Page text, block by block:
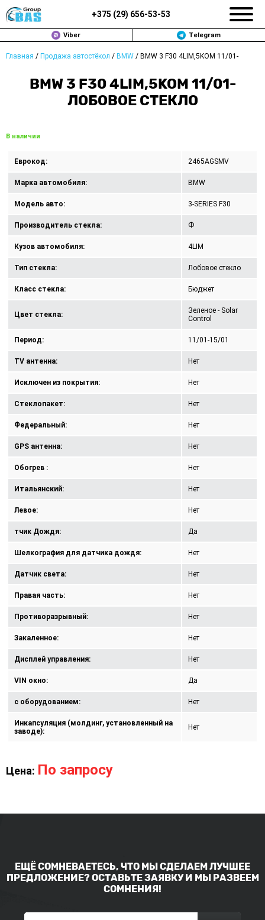
+375 (29) 656-53-53
Viber Telegram
Главная / Продажа автостёкол / BMW / BMW 3 F30 4LIM,5KOM 11/01-
BMW 3 F30 4LIM,5KOM 11/01-
ЛОБОВОЕ СТЕКЛО
В наличии
Еврокод: 2465AGSMV
Марка автомобиля: BMW
Модель авто: 3-SERIES F30
Производитель стекла: Ф
Кузов автомобиля: 4LIM
Тип стекла: Лобовое стекло
Класс стекла: Бюджет
Цвет стекла:
Зеленое - Solar
Control
Период: 11/01-15/01
TV антенна: Нет
Исключен из покрытия: Нет
Стеклопакет: Нет
Федеральный: Нет
GPS антенна: Нет
Обогрев : Нет
Итальянский: Нет
Левое: Нет
тчик Дождя: Да
Шелкография для датчика дождя: Нет
Датчик света: Нет
Правая часть: Нет
Противоразрывный: Нет
Закаленное: Нет
Дисплей управления: Нет
VIN окно: Да
с оборудованием: Нет
Инкапсуляция (молдинг, установленный на
заводе):
Нет
Цена: По запросу
ЕЩЁ СОМНЕВАЕТЕСЬ, ЧТО МЫ СДЕЛАЕМ ЛУЧШЕЕ
ПРЕДЛОЖЕНИЕ? ОСТАВЬТЕ ЗАЯВКУ И МЫ РАЗВЕЕМ
СОМНЕНИЯ!
ЗАМЕНА АВТОСТЕКОЛ В МИНСКЕ
ПРОДАЖА АВТОСТЁКОЛ
КОНТАКТЫ
ПОЛИТИКА КОНФИДЕНЦИАЛЬНОСТИ